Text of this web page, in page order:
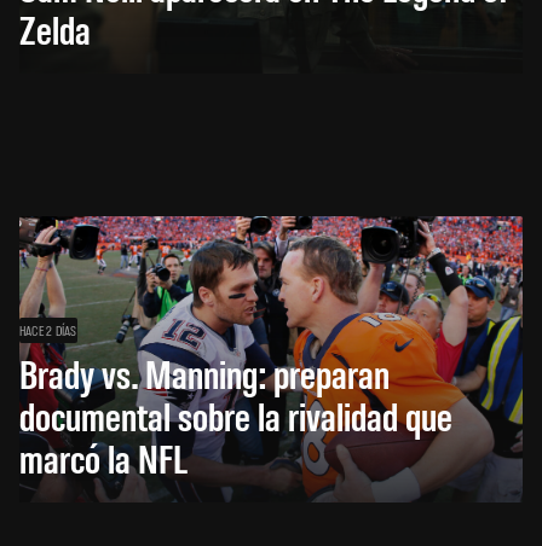
Zelda
HACE 2 DÍAS
Brady vs. Manning: preparan
documental sobre la rivalidad que
marcó la NFL